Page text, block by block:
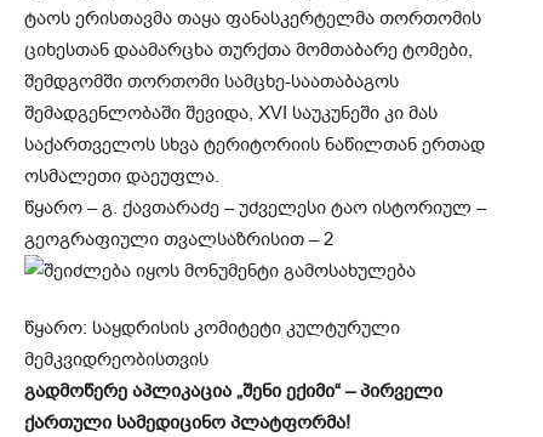
ტაოს ერისთავმა თაყა ფანასკერტელმა თორთომის
ციხესთან დაამარცხა თურქთა მომთაბარე ტომები,
შემდგომში თორთომი სამცხე-საათაბაგოს
შემადგენლობაში შევიდა, XVI საუკუნეში კი მას
საქართველოს სხვა ტერიტორიის ნაწილთან ერთად
ოსმალეთი დაეუფლა.
წყარო – გ. ქავთარაძე – უძველესი ტაო ისტორიულ –
გეოგრაფიული თვალსაზრისით – 2
წყარო: საყდრისის კომიტეტი კულტურული
მემკვიდრეობისთვის
გადმოწერე აპლიკაცია „შენი ექიმი“ – პირველი
ქართული სამედიცინო პლატფორმა!